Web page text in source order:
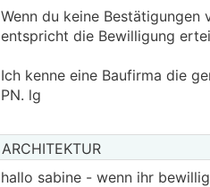
Wenn du keine
entspricht die Bewilligung
Ich kenne eine Baufirma die
PN. lg
ARCHITEKTUR
hallo sabine - wenn ihr